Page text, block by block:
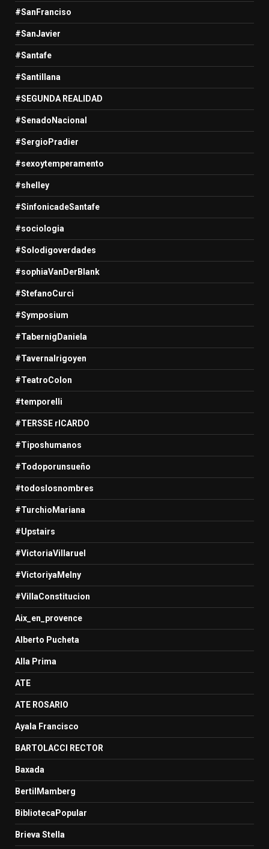
#SanFranciso
#SanJavier
#Santafe
#Santillana
#SEGUNDA REALIDAD
#SenadoNacional
#SergioPradier
#sexoytemperamento
#shelley
#SinfonicadeSantafe
#sociologia
#Solodigoverdades
#sophiaVanDerBlank
#StefanoCurci
#Symposium
#TabernigDaniela
#TavernaIrigoyen
#TeatroColon
#temporelli
#TERSSE rICARDO
#Tiposhumanos
#Todoporunsueño
#todoslosnombres
#TurchioMariana
#Upstairs
#VictoriaVillaruel
#VictoriyaMelny
#VillaConstitucion
Aix_en_provence
Alberto Pucheta
Alla Prima
ATE
ATE ROSARIO
Ayala Francisco
BARTOLACCI RECTOR
Baxada
BertilMamberg
BibliotecaPopular
Brieva Stella